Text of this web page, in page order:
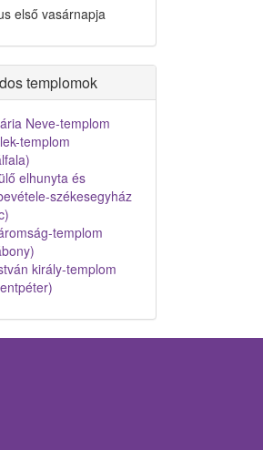
első vasárnapja
templomok
Neve-templom
templom
elhunyta és
székesegyház
templom
király-templom